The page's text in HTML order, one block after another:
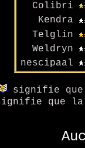
Colibri
Kendra
Telglin
Weldryn
nescipaal
signifie que
que la